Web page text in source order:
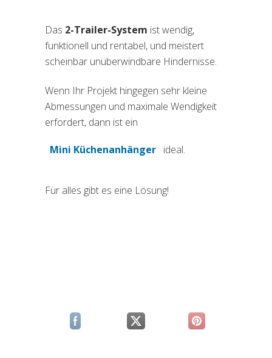
Das 2-Trailer-System ist wendig,
funktionell und rentabel, und meistert
scheinbar unüberwindbare Hindernisse.
Wenn Ihr Projekt hingegen sehr kleine
Abmessungen und maximale Wendigkeit
erfordert, dann ist ein
Mini Küchenanhänger ideal.
Für alles gibt es eine Lösung!
(si apre in una nuova scheda)
(si apre in una nuova scheda)
(si apre in una